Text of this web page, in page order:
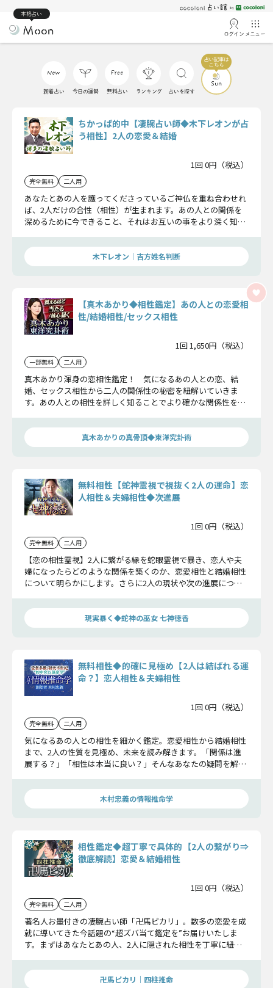
本格占い
ログイン メニュー
新着占い 今日の運勢 無料占い ランキング 占いを探す
ちかっぱ的中【凄腕占い師◆木下レオンが占
う相性】2人の恋愛＆結婚
1回 0円（税込）
完全無料 二人用
あなたとあの人を護ってくださっているご神仏を重ね合わせれ
ば、2人だけの合性（相性）が生まれます。あの人との関係を
深めるために今できること、それはお互いの事をより深く知る
動かし始めるキッカケになります。
木下レオン｜吉方姓名判断
【真木あかり◆相性鑑定】あの人との恋愛相
性/結婚相性/セックス相性
1回 1,650円（税込）
一部無料 二人用
真木あかり渾身の恋相性鑑定！ 気になるあの人との恋、結
婚、セックス相性から二人の関係性の秘密を紐解いていきま
す。あの人との相性を詳しく知ることでより確かな関係性を築
真木あかりの真骨頂◆東洋究卦術
無料相性【蛇神霊視で視抜く2人の運命】恋
人相性＆夫婦相性◆次進展
1回 0円（税込）
完全無料 二人用
【恋の相性霊視】2人に繋がる縁を蛇眼霊視で暴き、恋人や夫
婦になったらどのような関係を築くのか、恋愛相性と結婚相性
について明らかにします。さらに2人の現状や次の進展につい
現実暴く◆蛇神の巫女 七神徳香
無料相性◆的確に見極め【2人は結ばれる運
命？】恋人相性＆夫婦相性
1回 0円（税込）
完全無料 二人用
気になるあの人との相性を細かく鑑定。恋愛相性から結婚相性
まで、2人の性質を見極め、未来を読み解きます。「関係は進
展する？」「相性は本当に良い？」そんなあなたの疑問を解決
木村忠義の情報推命学
相性鑑定◆超丁寧で具体的【2人の繋がり⇒
徹底解読】恋愛＆結婚相性
1回 0円（税込）
完全無料 二人用
著名人お墨付きの凄腕占い師「卍馬ピカリ」。数多の恋愛を成
就に導いてきた今話題の“超ズバ当て鑑定を”お届けいたしま
す。まずはあなたとあの人、2人に隠された相性を丁寧に紐解
るでしょう……。
卍馬ピカリ｜四柱推命